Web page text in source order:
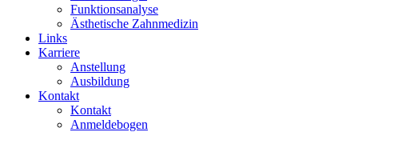
Funktionsanalyse
Ästhetische Zahnmedizin
Links
Karriere
Anstellung
Ausbildung
Kontakt
Kontakt
Anmeldebogen